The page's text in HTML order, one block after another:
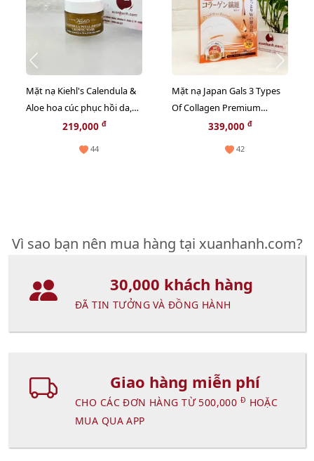
Mặt nạ Kiehl's Calendula &
Aloe hoa cúc phục hồi da,
thư giãn và chậm lão hóa -
219,000 đ
44
Mặt nạ Japan Gals 3 Types
Of Collagen Premium
chống lão hóa, săn chắc da,
339,000 đ
42
Vì sao bạn nên mua hàng tại xuanhanh.com?
30,000 khách hàng
ĐÃ TIN TƯỞNG VÀ ĐỒNG HÀNH
Giao hàng miễn phí
CHO CÁC ĐƠN HÀNG TỪ 500,000 Đ HOẶC
MUA QUA APP